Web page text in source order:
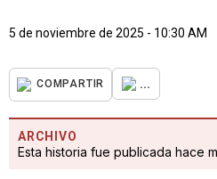
5 de noviembre de 2025 - 10:30 AM
COMPARTIR ...
ARCHIVO
Esta historia fue publicada hace